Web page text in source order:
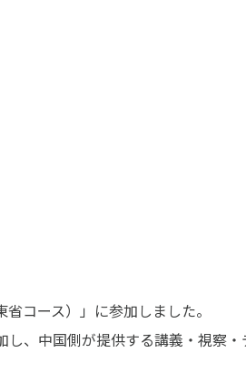
コース）」に参加しました。
、中国側が提供する講義・視察・